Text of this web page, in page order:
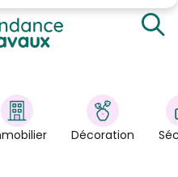
Décoration
de pompes de
et